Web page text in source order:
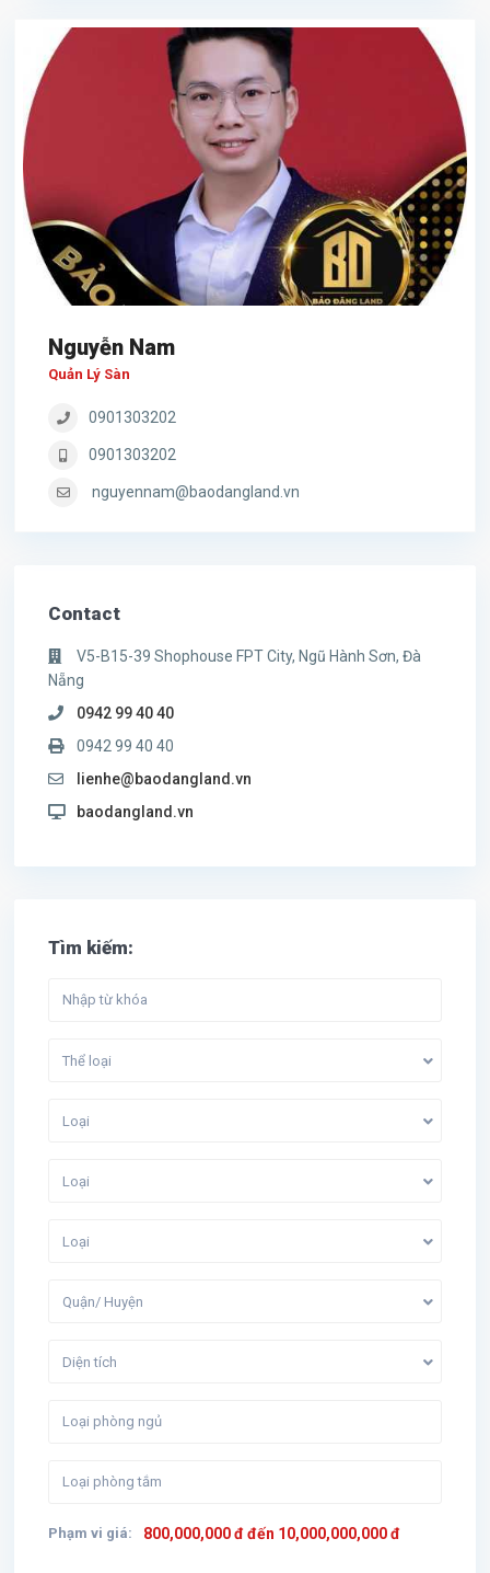
Nguyễn Nam
Quản Lý Sàn
0901303202
0901303202
nguyennam@baodangland.vn
Contact
V5-B15-39 Shophouse FPT City, Ngũ Hành Sơn, Đà
Nẵng
0942 99 40 40
0942 99 40 40
lienhe@baodangland.vn
baodangland.vn
Tìm kiếm:
Thể loại
Loại
Loại
Loại
Quận/ Huyện
Diện tích
Phạm vi giá: 800,000,000 đ đến 10,000,000,000 đ